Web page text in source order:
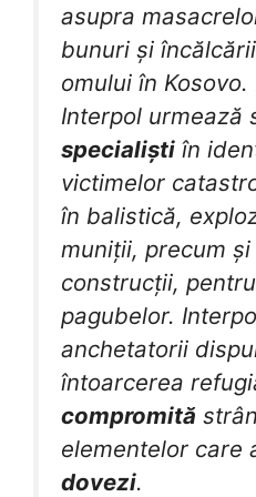
asupra
bunuri și
omului în
Interpol urmează
specialiști în
victimelor
în balistică,
muniții, precum
construcții,
pagubelor.
anchetatorii
întoarcerea
compromită
elementelor care
dovezi.